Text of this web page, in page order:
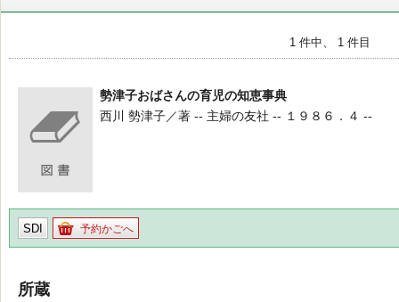
1 件中、 1 件目
勢津子おばさんの育児の知恵事典
西川 勢津子／著 -- 主婦の友社 -- １９８６．４ --
SDI 予約かごへ
所蔵